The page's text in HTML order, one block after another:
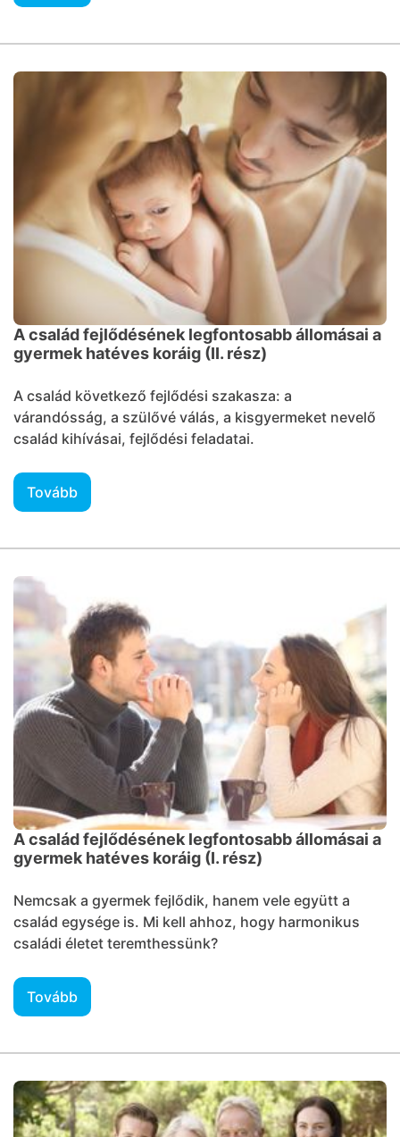
A család fejlődésének legfontosabb állomásai a
gyermek hatéves koráig (II. rész)
A család következő fejlődési szakasza: a
várandósság, a szülővé válás, a kisgyermeket nevelő
család kihívásai, fejlődési feladatai.
Tovább
A család fejlődésének legfontosabb állomásai a
gyermek hatéves koráig (I. rész)
Nemcsak a gyermek fejlődik, hanem vele együtt a
család egysége is. Mi kell ahhoz, hogy harmonikus
családi életet teremthessünk?
Tovább